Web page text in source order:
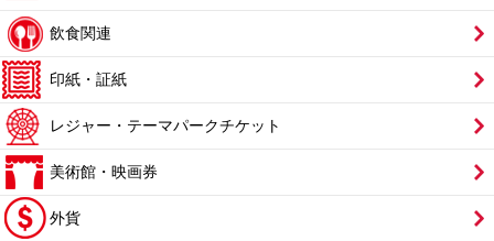
飲食関連
印紙・証紙
レジャー・テーマパークチケット
美術館・映画券
外貨